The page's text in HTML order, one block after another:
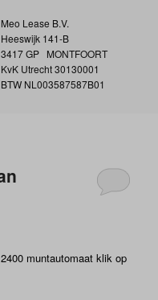
Meo Lease B.V.
Heeswijk 141-B
3417 GP MONTFOORT
KvK Utrecht 30130001
BTW NL003587587B01
muntautomaat klik op